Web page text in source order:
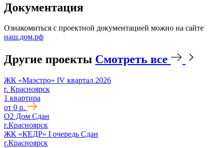
Документация
Ознакомиться с проектной документацией можно на сайте
наш.дом.рф
Другие проекты Смотреть все
ЖК «Маэстро» IV квартал 2026
г. Красноярск
1 квартира
от 0 р.
О2 Дом Сдан
г.Красноярск
ЖК «КЕДР» I очередь Сдан
г.Красноярск